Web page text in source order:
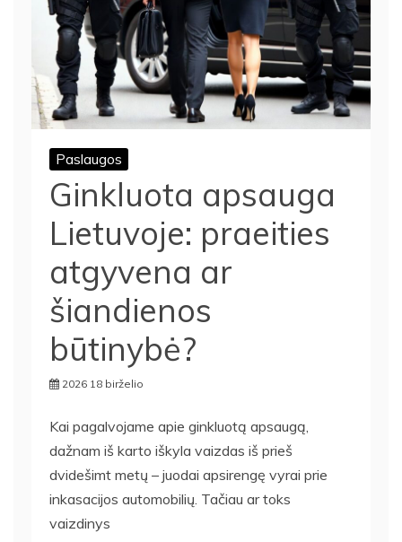
Paslaugos
Ginkluota apsauga
Lietuvoje: praeities
atgyvena ar
šiandienos
būtinybė?
2026 18 birželio
Kai pagalvojame apie ginkluotą apsaugą,
dažnam iš karto iškyla vaizdas iš prieš
dvidešimt metų – juodai apsirengę vyrai prie
inkasacijos automobilių. Tačiau ar toks
vaizdinys